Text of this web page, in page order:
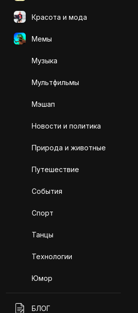
Красота и мода
Мемы
Музыка
Мультфильмы
Мэшап
Новости и политика
Природа и животные
Путешествие
События
Спорт
Танцы
Технологии
Юмор
БЛОГ